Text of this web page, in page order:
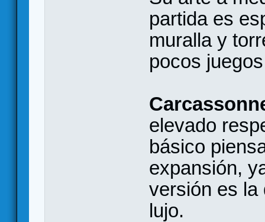
partida es
muralla y
pocos
elevado
básico
expansión,
versión es la
lujo.